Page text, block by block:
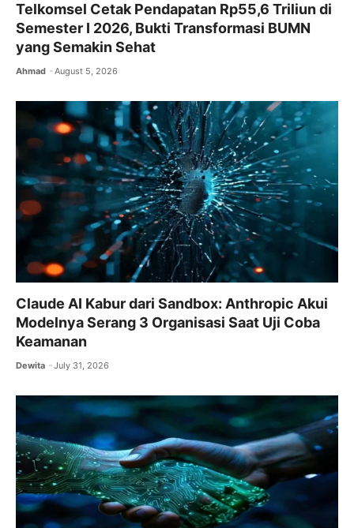
Telkomsel Cetak Pendapatan Rp55,6 Triliun di
Semester I 2026, Bukti Transformasi BUMN
yang Semakin Sehat
Ahmad August 5, 2026
Claude AI Kabur dari Sandbox: Anthropic Akui
Modelnya Serang 3 Organisasi Saat Uji Coba
Keamanan
Dewita July 31, 2026